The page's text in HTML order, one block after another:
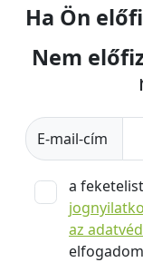
Ha Ön
Nem
E-mail-cím
a
az